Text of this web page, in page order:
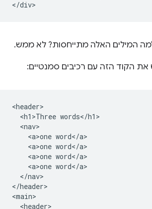
האלה מתייחסות? לא ממש.
הזה עם רכיבים סמנטיים:
<header>
  <h1>Three words</h1>
  <nav>
    <a>one word</a>
    <a>one word</a>
    <a>one word</a>
    <a>one word</a>
  </nav>
</header>
<main>
  <header>